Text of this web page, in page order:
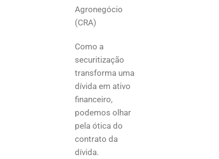
Agronegócio
(CRA)
Como a
securitização
transforma uma
dívida em ativo
financeiro,
podemos olhar
pela ótica do
contrato da
dívida.